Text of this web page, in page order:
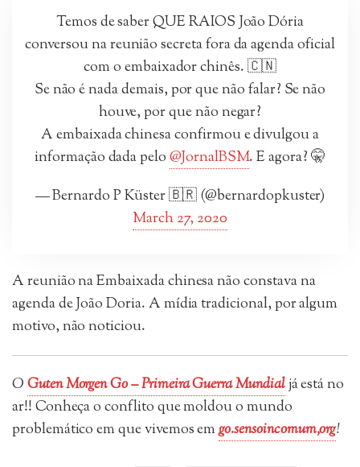
Temos de saber QUE RAIOS João Dória
conversou na reunião secreta fora da agenda oficial
com o embaixador chinês. 🇨🇳
Se não é nada demais, por que não falar? Se não
houve, por que não negar?
A embaixada chinesa confirmou e divulgou a
informação dada pelo@JornalBSM. E agora? 🤫
— Bernardo P Küster 🇧🇷 (@bernardopkuster)
March 27, 2020
A reunião na Embaixada chinesa não constava na
agenda de João Doria. A mídia tradicional, por algum
motivo, não noticiou.
OGuten Morgen Go – Primeira Guerra Mundialjá está no
ar!! Conheça o conflito que moldou o mundo
problemático em que vivemos emgo.sensoincomum,org!